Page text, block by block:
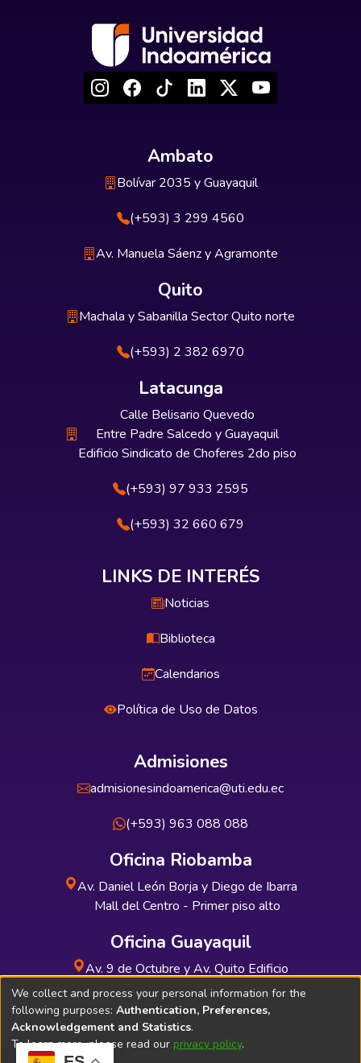
Ambato
Bolívar 2035 y Guayaquil
(+593) 3 299 4560
Av. Manuela Sáenz y Agramonte
Quito
Machala y Sabanilla Sector Quito norte
(+593) 2 382 6970
Latacunga
Calle Belisario Quevedo
Entre Padre Salcedo y Guayaquil
Edificio Sindicato de Choferes 2do piso
(+593) 97 933 2595
(+593) 32 660 679
LINKS DE INTERÉS
Noticias
Biblioteca
Calendarios
Política de Uso de Datos
Admisiones
admisionesindoamerica@uti.edu.ec
(+593) 963 088 088
Oficina Riobamba
Av. Daniel León Borja y Diego de Ibarra
Mall del Centro - Primer piso alto
Oficina Guayaquil
Av. 9 de Octubre y Av. Quito Edificio
INDUAUTO - Planta baja
We collect and process your personal information for the
following purposes: Authentication, Preferences,
Acknowledgement and Statistics.
To learn more, please read our privacy policy.